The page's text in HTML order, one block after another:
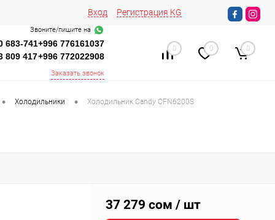
Вход Регистрация KG
Звоните/пишите на
683-741
809 417
+996 776161037
+996 772022908
Заказать звонок
0 0 0
• Холодильники • Холодильник Candy CFN6200S
37 279 сом / шт